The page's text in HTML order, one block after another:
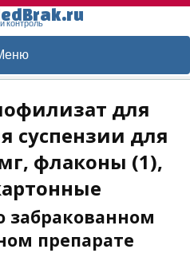
контроль
для
суспензии для
флаконы (1),
препарате